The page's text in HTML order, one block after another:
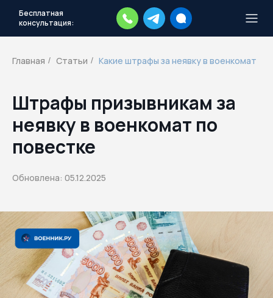
Бесплатная
консультация:
Главная / Статьи / Какие штрафы за неявку в военкомат
Штрафы призывникам за
неявку в военкомат по
повестке
Обновлена: 05.12.2025
каждый день.
Экстренный план
действий